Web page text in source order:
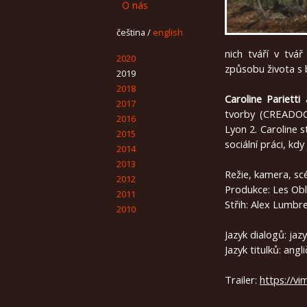
O nás
čeština / english
2020
2019
2018
2017
2016
2015
2014
2013
2012
2011
2010
nich tváří v tvář
způsobu života s
Caroline Parietti
tvorby
Lyon 2. Caroline
sociální práci,
Režie, kamera,
Produkce: Les
Střih: Alex
Jazyk dialogů:
Jazyk titulků:
Trailer: https://